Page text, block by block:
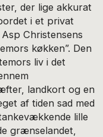
der lige akkurat
i et privat
Christensens
køkken”. Den
liv i det
landkort og en
af tiden sad med
lille
grænselandet,